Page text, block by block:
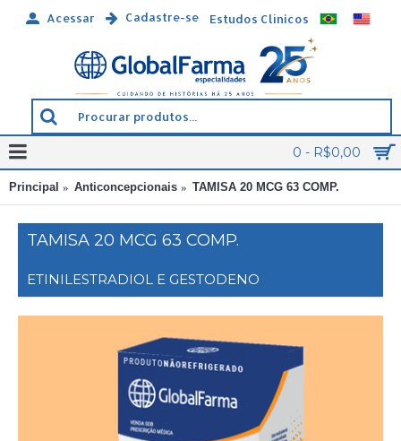
Acessar Cadastre-se Estudos Clínicos
0 - R$0,00
Principal Anticoncepcionais TAMISA 20 MCG 63 COMP.
TAMISA 20 MCG 63 COMP.
ETINILESTRADIOL E GESTODENO